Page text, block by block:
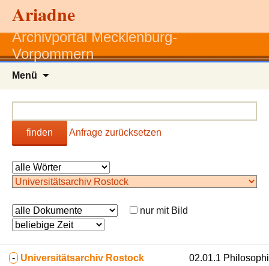
Ariadne
Archivportal Mecklenburg-
Vorpommern
Menü
finden Anfrage zurücksetzen
nur mit Bild
- Universitätsarchiv Rostock
02.01.1